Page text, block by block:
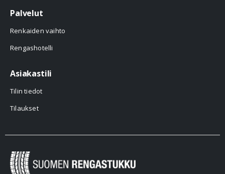
Palvelut
Renkaiden vaihto
Rengashotelli
Asiakastili
Tilin tiedot
Tilaukset